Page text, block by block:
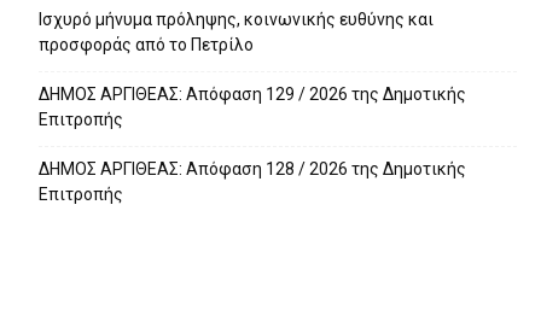
Ισχυρό μήνυμα πρόληψης, κοινωνικής ευθύνης και
προσφοράς από το Πετρίλο
ΔΗΜΟΣ ΑΡΓΙΘΕΑΣ: Απόφαση 129 / 2026 της Δημοτικής
Επιτροπής
ΔΗΜΟΣ ΑΡΓΙΘΕΑΣ: Απόφαση 128 / 2026 της Δημοτικής
Επιτροπής